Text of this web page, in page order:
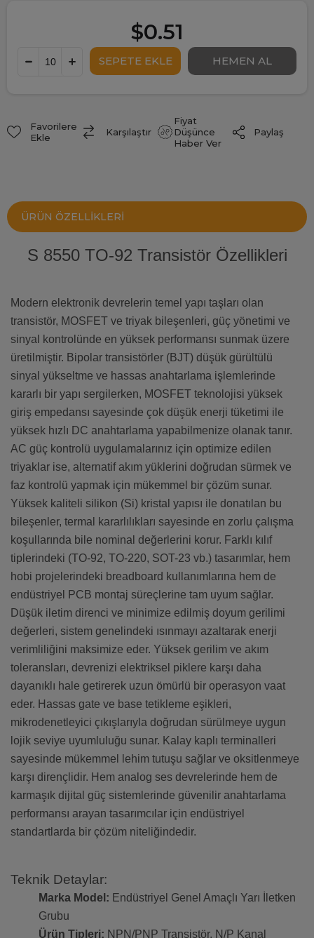
$0.51
Favorilere
Ekle
Karşılaştır
Fiyat
Düşünce
Haber Ver
Paylaş
ÜRÜN ÖZELLIKLERI
S 8550 TO-92 Transistör Özellikleri
Modern elektronik devrelerin temel yapı taşları olan
transistör, MOSFET ve triyak bileşenleri, güç yönetimi ve
sinyal kontrolünde en yüksek performansı sunmak üzere
üretilmiştir. Bipolar transistörler (BJT) düşük gürültülü
sinyal yükseltme ve hassas anahtarlama işlemlerinde
kararlı bir yapı sergilerken, MOSFET teknolojisi yüksek
giriş empedansı sayesinde çok düşük enerji tüketimi ile
yüksek hızlı DC anahtarlama yapabilmenize olanak tanır.
AC güç kontrolü uygulamalarınız için optimize edilen
triyaklar ise, alternatif akım yüklerini doğrudan sürmek ve
faz kontrolü yapmak için mükemmel bir çözüm sunar.
Yüksek kaliteli silikon (Si) kristal yapısı ile donatılan bu
bileşenler, termal kararlılıkları sayesinde en zorlu çalışma
koşullarında bile nominal değerlerini korur. Farklı kılıf
tiplerindeki (TO-92, TO-220, SOT-23 vb.) tasarımlar, hem
hobi projelerindeki breadboard kullanımlarına hem de
endüstriyel PCB montaj süreçlerine tam uyum sağlar.
Düşük iletim direnci ve minimize edilmiş doyum gerilimi
değerleri, sistem genelindeki ısınmayı azaltarak enerji
verimliliğini maksimize eder. Yüksek gerilim ve akım
toleransları, devrenizi elektriksel piklere karşı daha
dayanıklı hale getirerek uzun ömürlü bir operasyon vaat
eder. Hassas gate ve base tetikleme eşikleri,
mikrodenetleyici çıkışlarıyla doğrudan sürülmeye uygun
lojik seviye uyumluluğu sunar. Kalay kaplı terminalleri
sayesinde mükemmel lehim tutuşu sağlar ve oksitlenmeye
karşı dirençlidir. Hem analog ses devrelerinde hem de
karmaşık dijital güç sistemlerinde güvenilir anahtarlama
performansı arayan tasarımcılar için endüstriyel
standartlarda bir çözüm niteliğindedir.
Teknik Detaylar:
Marka Model: Endüstriyel Genel Amaçlı Yarı İletken
Grubu
Ürün Tipleri: NPN/PNP Transistör, N/P Kanal